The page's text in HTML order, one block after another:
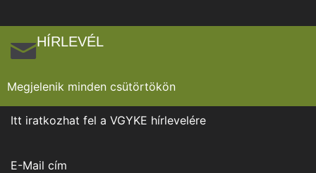
HÍRLEVÉL
Megjelenik minden csütörtökön
Itt iratkozhat fel a VGYKE hírlevelére
E-Mail cím